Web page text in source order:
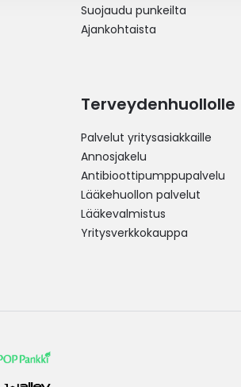
Suojaudu punkeilta
Ajankohtaista
Terveydenhuollolle
Palvelut yritysasiakkaille
Annosjakelu
Antibioottipumppupalvelu
Lääkehuollon palvelut
Lääkevalmistus
Yritysverkkokauppa